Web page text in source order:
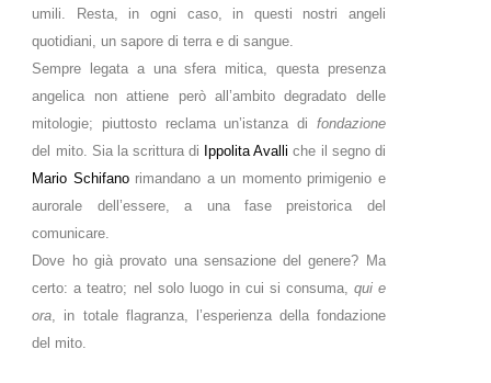
umili. Resta, in ogni caso, in questi nostri angeli
quotidiani, un sapore di terra e di sangue.
Sempre legata a una sfera mitica, questa presenza
angelica non attiene però all’ambito degradato delle
mitologie; piuttosto reclama un’istanza di fondazione
del mito. Sia la scrittura di Ippolita Avalli che il segno di
Mario Schifanorimandano a un momento primigenio e
aurorale dell’essere, a una fase preistorica del
comunicare.
Dove ho già provato una sensazione del genere? Ma
certo: a teatro; nel solo luogo in cui si consuma, qui e
ora , in totale flagranza, l’esperienza della fondazione
del mito.